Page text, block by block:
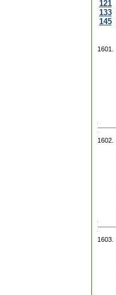
121
133
145
1601.
1602.
1603.